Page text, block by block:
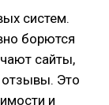
систем.
борются
сайты,
Это
и